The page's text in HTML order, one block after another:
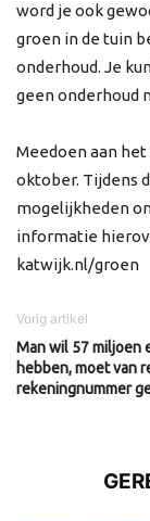
word je ook
groen in de tuin
onderhoud. Je
geen onderhoud
Meedoen aan
oktober. Tijdens
mogelijkheden
informatie
katwijk.nl/groen
Vorig artikel
Man wil 57 miljoen
hebben, moet van
rekeningnummer